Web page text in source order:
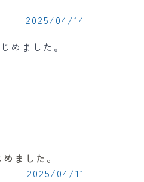
2025/04/14
ました。
2025/04/11